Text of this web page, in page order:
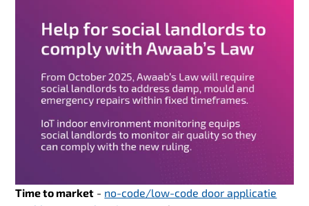
Time to market - no-code/low-code door applicatie